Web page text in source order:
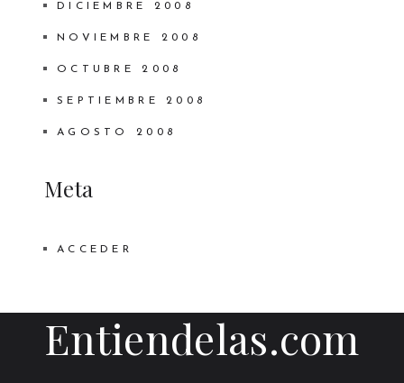
DICIEMBRE 2008
NOVIEMBRE 2008
OCTUBRE 2008
SEPTIEMBRE 2008
AGOSTO 2008
Meta
ACCEDER
Entiendelas.com